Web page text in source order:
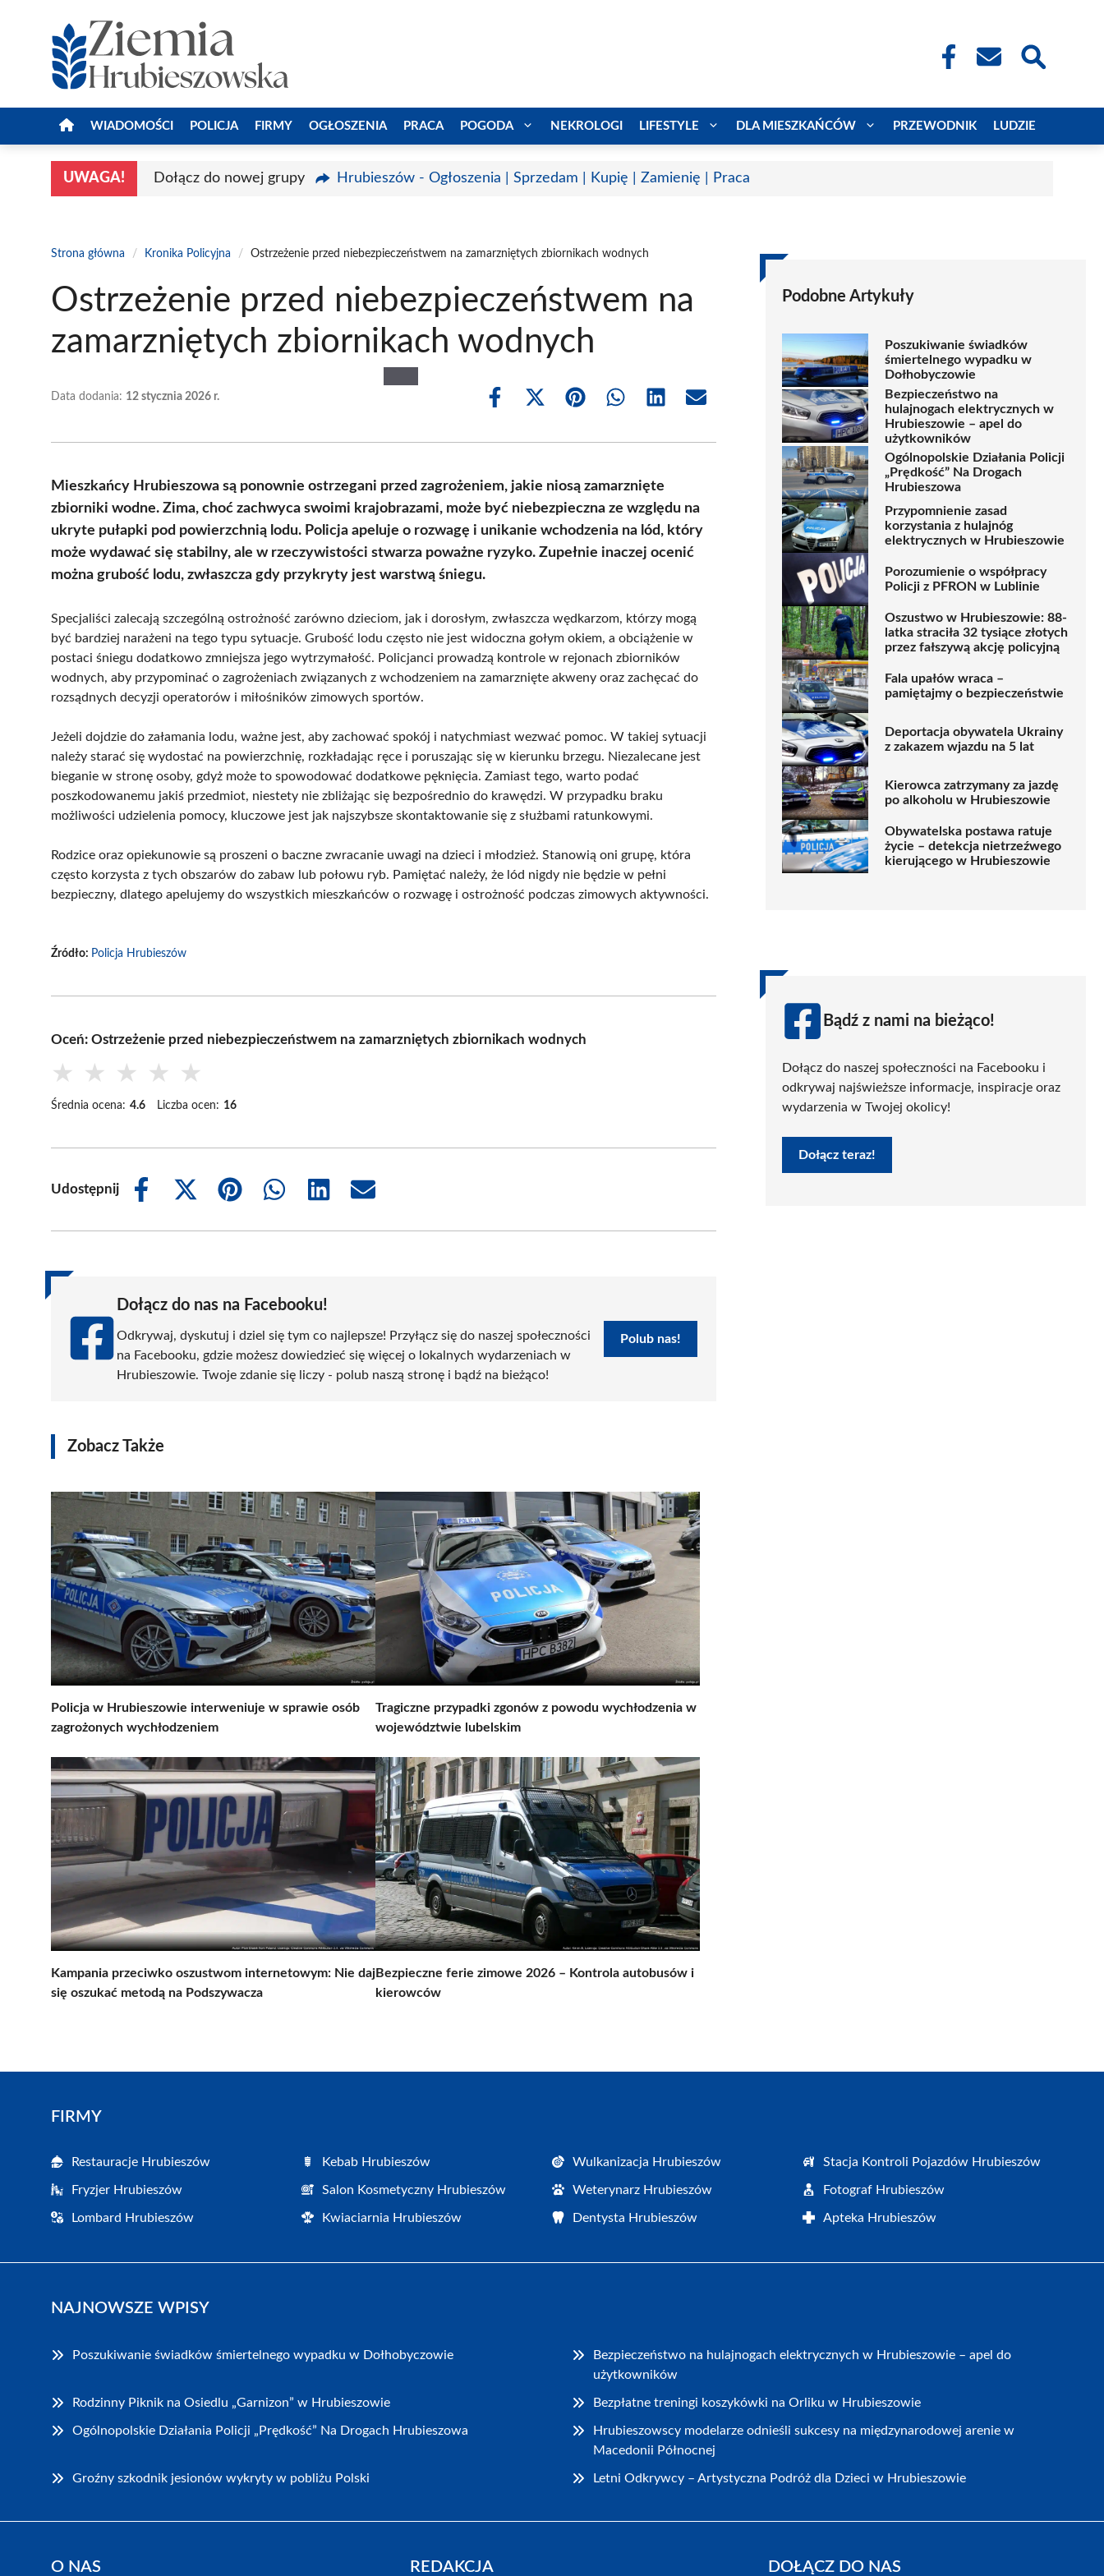
WIADOMOŚCI POLICJA FIRMY OGŁOSZENIA PRACA POGODA NEKROLOGI LIFESTYLE DLA MIESZKAŃCÓW PRZEWODNIK LUDZIE
UWAGA! Dołącz do nowej grupy Hrubieszów - Ogłoszenia | Sprzedam | Kupię | Zamienię | Praca
Strona główna / Kronika Policyjna / Ostrzeżenie przed niebezpieczeństwem na zamarzniętych zbiornikach wodnych
Ostrzeżenie przed niebezpieczeństwem na
zamarzniętych zbiornikach wodnych
Data dodania: 12 stycznia 2026 r.
Share
Share
(Twitter)
Share Share Share Share
Mieszkańcy Hrubieszowa są ponownie ostrzegani przed zagrożeniem, jakie niosą zamarznięte
zbiorniki wodne. Zima, choć zachwyca swoimi krajobrazami, może być niebezpieczna ze względu na
ukryte pułapki pod powierzchnią lodu. Policja apeluje o rozwagę i unikanie wchodzenia na lód, który
może wydawać się stabilny, ale w rzeczywistości stwarza poważne ryzyko. Zupełnie inaczej ocenić
można grubość lodu, zwłaszcza gdy przykryty jest warstwą śniegu.
Specjaliści zalecają szczególną ostrożność zarówno dzieciom, jak i dorosłym, zwłaszcza wędkarzom, którzy mogą
być bardziej narażeni na tego typu sytuacje. Grubość lodu często nie jest widoczna gołym okiem, a obciążenie w
postaci śniegu dodatkowo zmniejsza jego wytrzymałość. Policjanci prowadzą kontrole w rejonach zbiorników
wodnych, aby przypominać o zagrożeniach związanych z wchodzeniem na zamarznięte akweny oraz zachęcać do
rozsądnych decyzji operatorów i miłośników zimowych sportów.
Jeżeli dojdzie do załamania lodu, ważne jest, aby zachować spokój i natychmiast wezwać pomoc. W takiej sytuacji
należy starać się wydostać na powierzchnię, rozkładając ręce i poruszając się w kierunku brzegu. Niezalecane jest
bieganie w stronę osoby, gdyż może to spowodować dodatkowe pęknięcia. Zamiast tego, warto podać
poszkodowanemu jakiś przedmiot, niestety nie zbliżając się bezpośrednio do krawędzi. W przypadku braku
możliwości udzielenia pomocy, kluczowe jest jak najszybsze skontaktowanie się z służbami ratunkowymi.
Rodzice oraz opiekunowie są proszeni o baczne zwracanie uwagi na dzieci i młodzież. Stanowią oni grupę, która
często korzysta z tych obszarów do zabaw lub połowu ryb. Pamiętać należy, że lód nigdy nie będzie w pełni
bezpieczny, dlatego apelujemy do wszystkich mieszkańców o rozwagę i ostrożność podczas zimowych aktywności.
Źródło: Policja Hrubieszów
Oceń: Ostrzeżenie przed niebezpieczeństwem na zamarzniętych zbiornikach wodnych
★ ★ ★ ★ ★
Średnia ocena: 4.6 Liczba ocen: 16
Udostępnij
Share
Share
(Twitter)
Share
Share
Share
Share
Dołącz do nas na Facebooku!
Odkrywaj, dyskutuj i dziel się tym co najlepsze! Przyłącz się do naszej społeczności
na Facebooku, gdzie możesz dowiedzieć się więcej o lokalnych wydarzeniach w
Hrubieszowie. Twoje zdanie się liczy - polub naszą stronę i bądź na bieżąco!
Polub nas!
Zobacz Także
Policja w Hrubieszowie interweniuje w sprawie osób
zagrożonych wychłodzeniem
Tragiczne przypadki zgonów z powodu wychłodzenia w
województwie lubelskim
Kampania przeciwko oszustwom internetowym: Nie daj
się oszukać metodą na Podszywacza
Bezpieczne ferie zimowe 2026 – Kontrola autobusów i
kierowców
Podobne Artykuły
Poszukiwanie świadków
śmiertelnego wypadku w
Dołhobyczowie
Bezpieczeństwo na
hulajnogach elektrycznych w
Hrubieszowie – apel do
użytkowników
Ogólnopolskie Działania Policji
„Prędkość” Na Drogach
Hrubieszowa
Przypomnienie zasad
korzystania z hulajnóg
elektrycznych w Hrubieszowie
Porozumienie o współpracy
Policji z PFRON w Lublinie
Oszustwo w Hrubieszowie: 88-
latka straciła 32 tysiące złotych
przez fałszywą akcję policyjną
Fala upałów wraca –
pamiętajmy o bezpieczeństwie
Deportacja obywatela Ukrainy
z zakazem wjazdu na 5 lat
Kierowca zatrzymany za jazdę
po alkoholu w Hrubieszowie
Obywatelska postawa ratuje
życie – detekcja nietrzeźwego
kierującego w Hrubieszowie
Bądź z nami na bieżąco!
Dołącz do naszej społeczności na Facebooku i
odkrywaj najświeższe informacje, inspiracje oraz
wydarzenia w Twojej okolicy!
Dołącz teraz!
FIRMY
Restauracje Hrubieszów Kebab Hrubieszów Wulkanizacja Hrubieszów Stacja Kontroli Pojazdów Hrubieszów
Fryzjer Hrubieszów Salon Kosmetyczny Hrubieszów Weterynarz Hrubieszów Fotograf Hrubieszów
Lombard Hrubieszów Kwiaciarnia Hrubieszów Dentysta Hrubieszów Apteka Hrubieszów
NAJNOWSZE WPISY
Poszukiwanie świadków śmiertelnego wypadku w Dołhobyczowie
Bezpieczeństwo na hulajnogach elektrycznych w Hrubieszowie – apel do
użytkowników
Rodzinny Piknik na Osiedlu „Garnizon” w Hrubieszowie Bezpłatne treningi koszykówki na Orliku w Hrubieszowie
Ogólnopolskie Działania Policji „Prędkość” Na Drogach Hrubieszowa
Hrubieszowscy modelarze odnieśli sukcesy na międzynarodowej arenie w
Macedonii Północnej
Groźny szkodnik jesionów wykryty w pobliżu Polski Letni Odkrywcy – Artystyczna Podróż dla Dzieci w Hrubieszowie
O NAS REDAKCJA DOŁĄCZ DO NAS